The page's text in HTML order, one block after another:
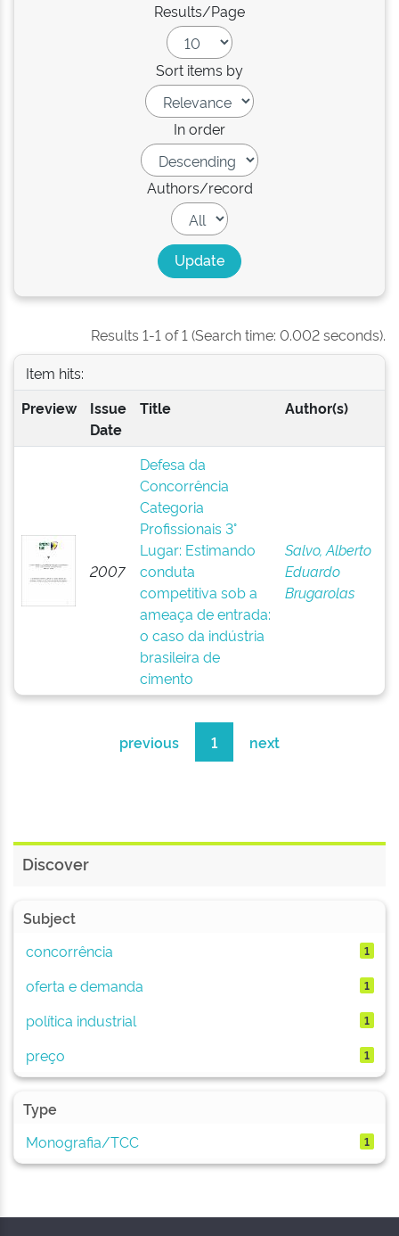
Results/Page
Sort items by
In order
Authors/record
Results 1-1 of 1 (Search time: 0.002 seconds).
Item hits:
Preview
Issue
Date
Title Author(s)
2007
Defesa da
Concorrência
Categoria
Profissionais 3°
Lugar: Estimando
conduta
competitiva sob a
ameaça de entrada:
o caso da indústria
brasileira de
cimento
Salvo, Alberto
Eduardo
Brugarolas
previous 1 next
Discover
Subject
concorrência
1
oferta e demanda 1
política industrial 1
preço 1
Type
Monografia/TCC
1